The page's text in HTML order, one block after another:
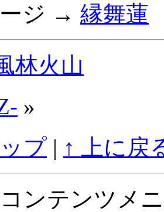
ジ → 縁舞蓮
林火山
»
プ | ↑ 上に戻
ンテンツメ